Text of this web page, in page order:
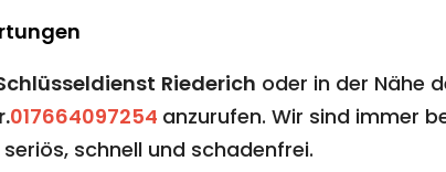
Riederich oder in der Nähe
017664097254 anzurufen. Wir sind immer
schnell und schadenfrei.